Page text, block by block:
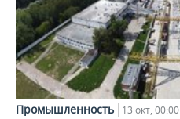
Промышленность 13 окт, 00:00